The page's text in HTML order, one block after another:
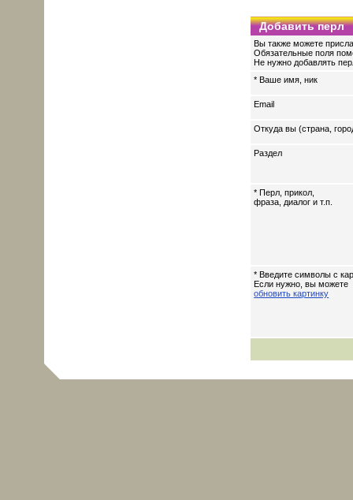
Добавить перл
Вы также можете
Обязательные поля
Не нужно добавлять
* Ваше имя, ник
Email
Откуда вы (страна,
Раздел
* Перл, прикол,
фраза, диалог и т.п.
* Введите символы с
Если нужно, вы можете
обновить картинку